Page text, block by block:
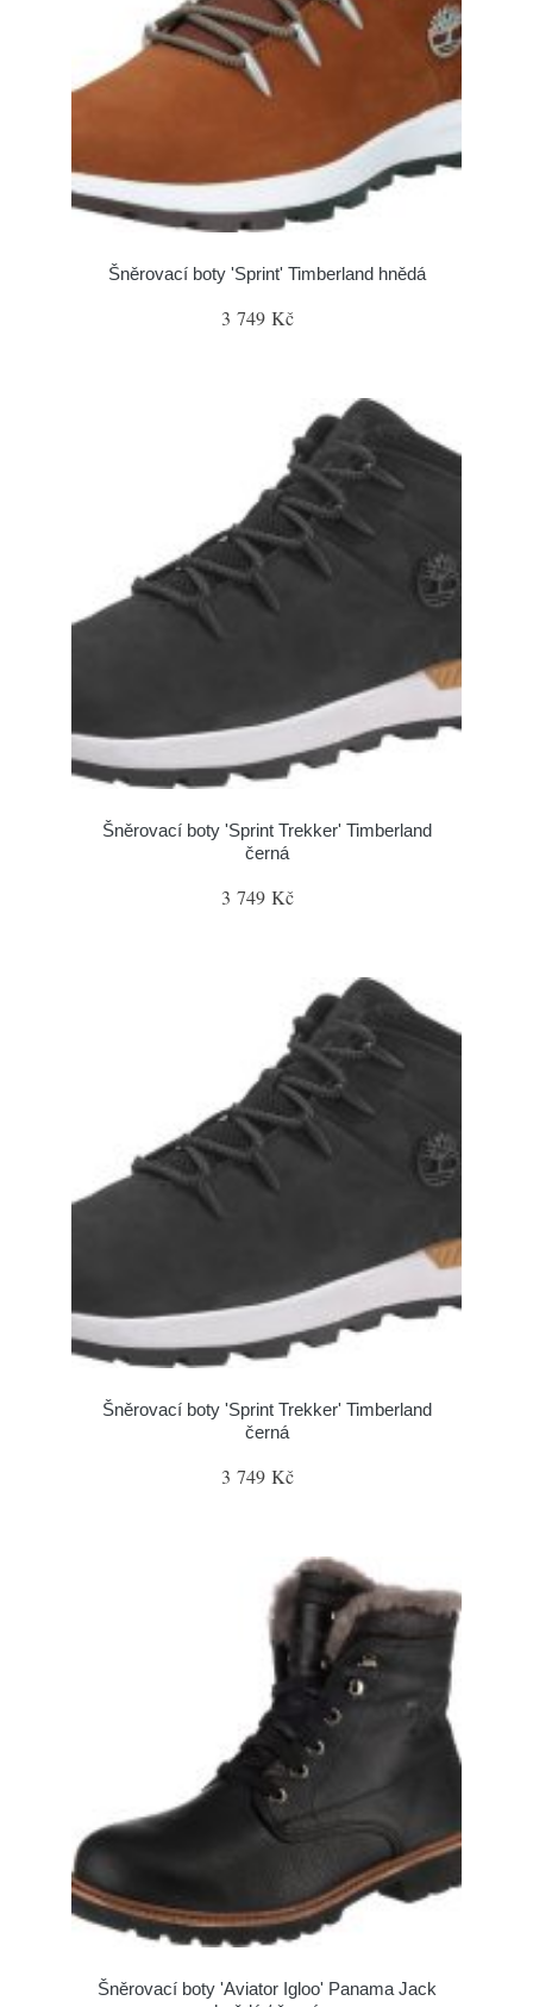
Šněrovací boty 'Sprint' Timberland hnědá
3 749 Kč
Šněrovací boty 'Sprint Trekker' Timberland
černá
3 749 Kč
Šněrovací boty 'Sprint Trekker' Timberland
černá
3 749 Kč
Šněrovací boty 'Aviator Igloo' Panama Jack